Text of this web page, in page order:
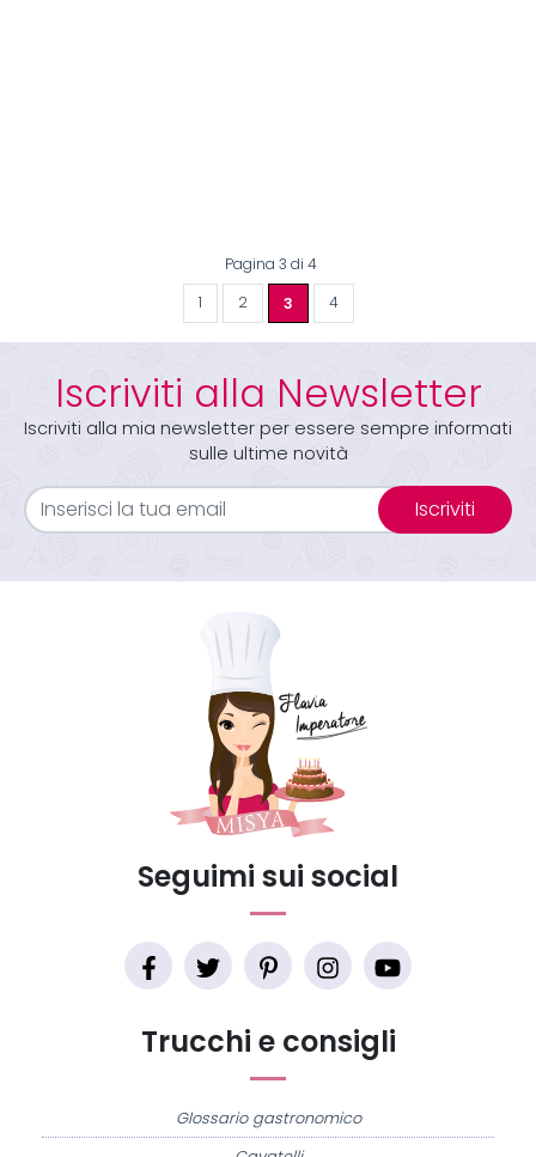
Pagina 3 di 4
1 2 3 4
Iscriviti alla Newsletter
Iscriviti alla mia newsletter per essere sempre informati
sulle ultime novità
Iscriviti
Trucchi e consigli
Glossario gastronomico
Seguimi sui social